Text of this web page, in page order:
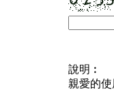
說明︰
親愛的